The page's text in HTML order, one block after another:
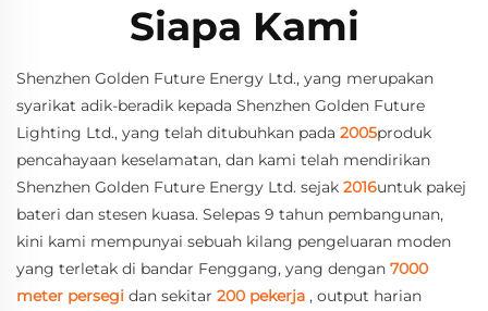
Siapa Kami
Shenzhen Golden Future Energy Ltd., yang merupakan
syarikat adik-beradik kepada Shenzhen Golden Future
Lighting Ltd., yang telah ditubuhkan pada 2005produk
pencahayaan keselamatan, dan kami telah mendirikan
Shenzhen Golden Future Energy Ltd. sejak 2016untuk pakej
bateri dan stesen kuasa. Selepas 9 tahun pembangunan,
kini kami mempunyai sebuah kilang pengeluaran moden
yang terletak di bandar Fenggang, yang dengan 7000
meter persegi dan sekitar 200 pekerja , output harian